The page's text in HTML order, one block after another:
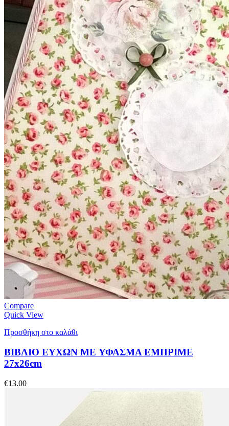
Compare
Quick View
Προσθήκη στο καλάθι
ΒΙΒΛΙΟ ΕΥΧΩΝ ME ΥΦΑΣΜΑ ΕΜΠΡΙΜΕ
27x26cm
€13.00